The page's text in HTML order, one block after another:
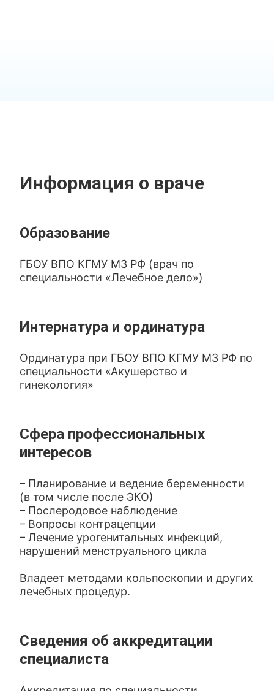
Информация о враче
Образование
ГБОУ ВПО КГМУ МЗ РФ (врач по
специальности «Лечебное дело»)
Интернатура и ординатура
Ординатура при ГБОУ ВПО КГМУ МЗ РФ по
специальности «Акушерство и
гинекология»
Сфера профессиональных
интересов
– Планирование и ведение беременности
(в том числе после ЭКО)
– Послеродовое наблюдение
– Вопросы контрацепции
– Лечение урогенитальных инфекций,
нарушений менструального цикла
Владеет методами кольпоскопии и других
лечебных процедур.
Сведения об аккредитации
специалиста